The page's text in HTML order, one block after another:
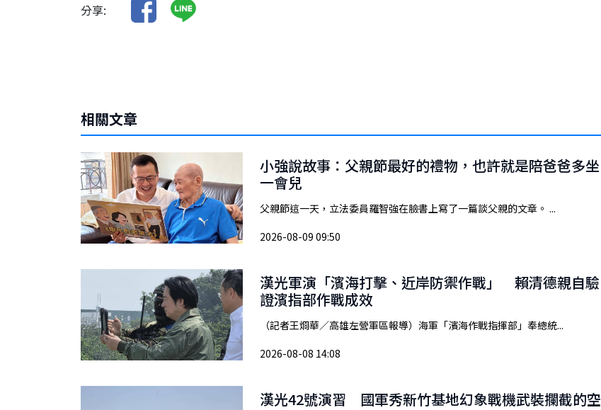
分享:
相關文章
小強說故事：父親節最好的禮物，也許就是陪爸爸多坐
一會兒
父親節這一天，立法委員羅智強在臉書上寫了一篇談父親的文章。 ...
2026-08-09 09:50
漢光軍演「濱海打擊、近岸防禦作戰」 賴清德親自驗
證濱指部作戰成效
（記者王烱華／高雄左營軍區報導）海軍「濱海作戰指揮部」奉總統...
2026-08-08 14:08
漢光42號演習 國軍秀新竹基地幻象戰機武裝攔截的空